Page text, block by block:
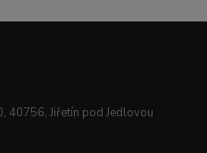
40756, Jiřetín pod Jedlovou